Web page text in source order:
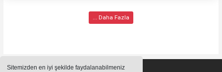
Sitemizden en iyi şekilde faydalanabilmeniz
... Daha Fazla